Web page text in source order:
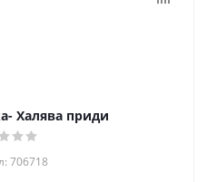
Халява приди
706718